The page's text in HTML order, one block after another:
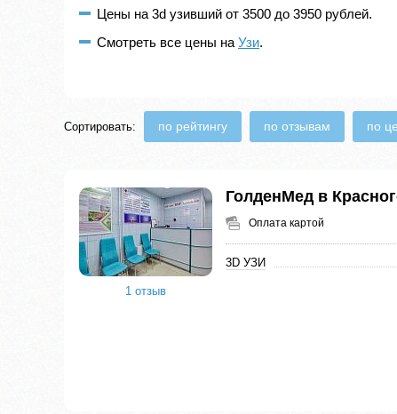
Цены на 3d узивший от 3500 до 3950 рублей.
Смотреть все цены на Узи.
Сортировать: по рейтингу по отзывам по
1 отзыв
ГолденМед в
Оплата картой
3D УЗИ